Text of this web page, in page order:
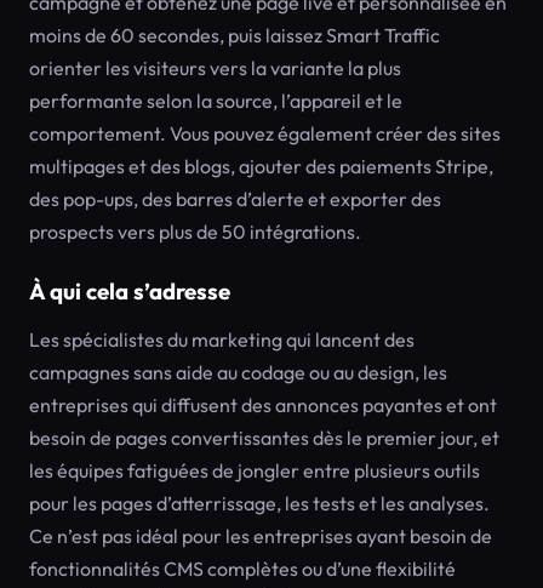
moins de 60 secondes, puis laissez Smart Traffic
orienter les visiteurs vers la variante la plus
performante selon la source, l’appareil et le
comportement. Vous pouvez également créer des sites
multipages et des blogs, ajouter des paiements Stripe,
des pop-ups, des barres d’alerte et exporter des
prospects vers plus de 50 intégrations.
À qui cela s’adresse
Les spécialistes du marketing qui lancent des
campagnes sans aide au codage ou au design, les
entreprises qui diffusent des annonces payantes et ont
besoin de pages convertissantes dès le premier jour, et
les équipes fatiguées de jongler entre plusieurs outils
pour les pages d’atterrissage, les tests et les analyses.
Ce n’est pas idéal pour les entreprises ayant besoin de
fonctionnalités CMS complètes ou d’une flexibilité